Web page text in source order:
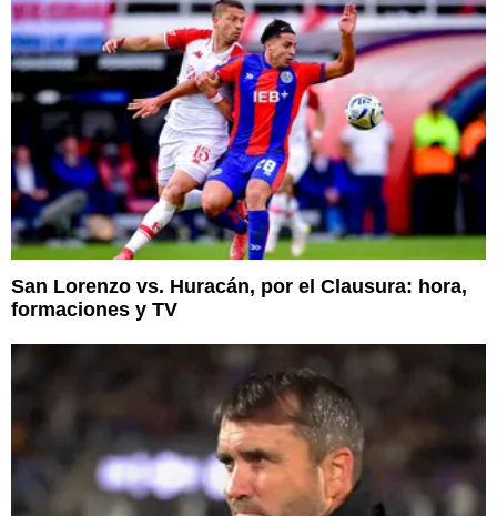
San Lorenzo vs. Huracán, por el Clausura: hora,
formaciones y TV